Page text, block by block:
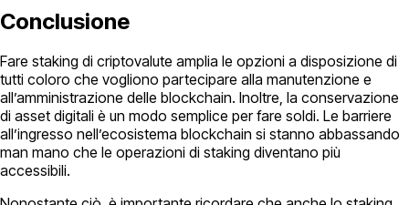
Conclusione
Fare staking di criptovalute amplia le opzioni a disposizione di
tutti coloro che vogliono partecipare alla manutenzione e
all’amministrazione delle blockchain. Inoltre, la conservazione
di asset digitali è un modo semplice per fare soldi. Le barriere
all’ingresso nell’ecosistema blockchain si stanno abbassando
man mano che le operazioni di staking diventano più
accessibili.